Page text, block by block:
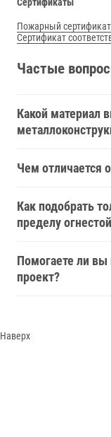
Пожарный сертификат
Сертификат
Частые
Какой материал
Чем отличается
Как подобрать
пределу
Помогаете ли вы
проект?
Наверх